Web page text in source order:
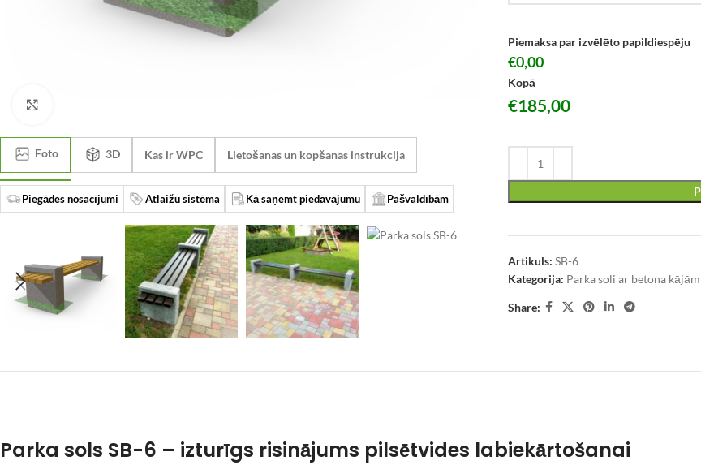
Foto 3D Kas ir WPC Lietošanas un kopšanas instrukcija
Piegādes nosacījumi Atlaižu sistēma Kā saņemt piedāvājumu Pašvaldībām
Piemaksa par izvēlēto papildiespēju
€0,00
Kopā
€185,00
Artikuls: SB-6
Kategorija: Parka soli ar betona kājām
Share:
Parka sols SB-6 – izturīgs risinājums pilsētvides labiekārtošanai